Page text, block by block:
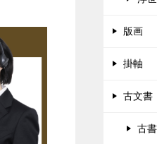
版画
掛軸
古文書
古書